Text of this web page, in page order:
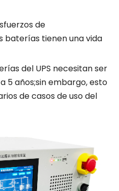
de
baterías tienen una vida
del UPS necesitan ser
5 años;sin embargo, esto
de casos de uso del